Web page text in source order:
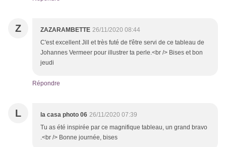
Z ZAZARAMBETTE 26/11/2020 08:44
C'est excellent Jill et très futé de t'être servi de ce tableau de
Johannes Vermeer pour illustrer ta perle.<br /> Bises et bon
jeudi
Répondre
L la casa photo 06 26/11/2020 07:39
Tu as été inspirée par ce magnifique tableau, un grand bravo
.<br /> Bonne journée, bises